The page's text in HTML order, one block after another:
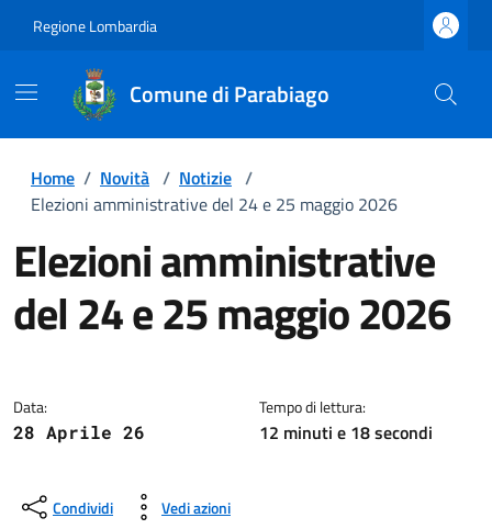
Regione Lombardia
Comune di Parabiago
Home / Novità / Notizie /
Elezioni amministrative del 24 e 25 maggio 2026
Elezioni amministrative
del 24 e 25 maggio 2026
Data:
28 Aprile 26
Tempo di lettura:
12 minuti e 18 secondi
Condividi Vedi azioni